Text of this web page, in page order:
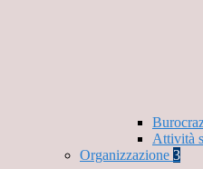
Attività
Organizzazione 3